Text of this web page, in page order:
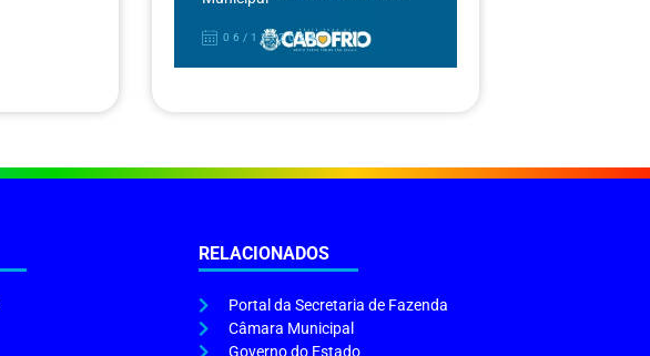
06/12/2024
RELACIONADOS
Portal da Secretaria de Fazenda
Câmara Municipal
Governo do Estado